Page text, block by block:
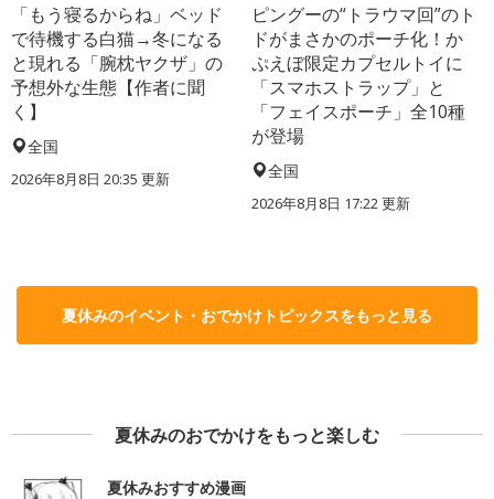
「もう寝るからね」ベッド
で待機する白猫→冬になる
と現れる「腕枕ヤクザ」の
予想外な生態【作者に聞
く】
全国
2026年8月8日 20:35 更新
ピングーの“トラウマ回”のト
ドがまさかのポーチ化！か
ぷえぼ限定カプセルトイに
「スマホストラップ」と
「フェイスポーチ」全10種
が登場
全国
2026年8月8日 17:22更新
夏休みのイベント・おでかけトピックスをもっと見る
夏休みのおでかけをもっと楽しむ
夏休みおすすめ漫画